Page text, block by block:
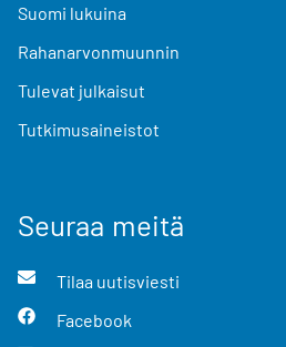
Suomi lukuina
Rahanarvonmuunnin
Tulevat julkaisut
Tutkimusaineistot
Seuraa meitä
Tilaa uutisviesti
Facebook